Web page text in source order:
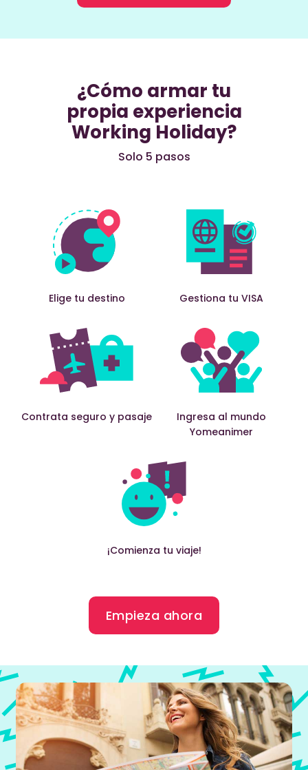
¿Cómo armar tu
propia experiencia
Working Holiday?
Solo 5 pasos
Elige tu destino Gestiona tu VISA
Contrata seguro y pasaje
Ingresa al mundo
Yomeanimer
¡Comienza tu viaje!
Empieza ahora